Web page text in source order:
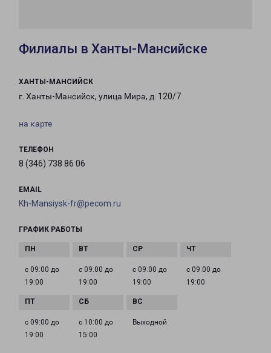
Филиалы в Ханты-Мансийске
ХАНТЫ-МАНСИЙСК
г. Ханты-Мансийск, улица Мира, д. 120/7
на карте
ТЕЛЕФОН
8 (346) 738 86 06
EMAIL
Kh-Mansiysk-fr@pecom.ru
ГРАФИК РАБОТЫ
с 09:00 до
19:00
с 09:00 до
19:00
с 09:00 до
19:00
с 09:00 до
19:00
с 09:00 до
19:00
с 10:00 до
15:00
Выходной